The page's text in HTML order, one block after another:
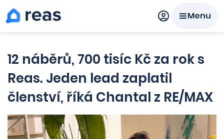
Menu
Prodej s Reas.cz
Chytrý odhad ceny
12 náběrů, 700 tisíc Kč za rok s
Reas. Jeden lead zaplatil
členství, říká Chantal z RE/MAX